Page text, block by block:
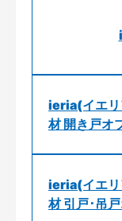
ieria(イエリ
材 開き戸オ
ieria(イエリ
材 引戸･吊